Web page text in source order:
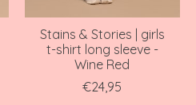
Stains & Stories | girls
t-shirt long sleeve -
Wine Red
€24,95